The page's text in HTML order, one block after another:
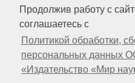
Продолжив работу с
соглашаетесь с
Политикой обработки,
персональных данных
«Издательство «Мир
LLC Материалы,
охраняются Законом о защите
прав. Публикация любых
этого сайта запрещена без
предварительного
издательством. Авторские
размещенные на сайте